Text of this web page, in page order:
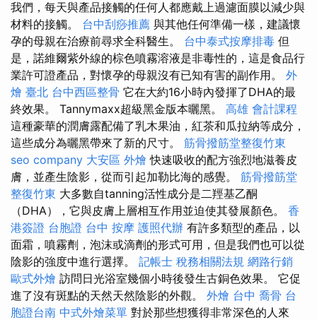
我們，每天與產品接觸的任何人都應戴上過濾面膜以減少與
材料的接觸。 台中刮痧推薦 與其他任何準備一樣，建議懷
孕的母親在治療前尋求全科醫生。 台中泰式按摩排毒 但
是，諾維爾紫外線的棕色噴霧溶液是非毒性的，這是食品行
業許可證產品，對懷孕的母親沒有已知有害的副作用。 外
燴 臺北 台中西區整骨 它在大約16小時內發揮了DHA的最
終效果。 Tannymaxx超級黑金版本曬黑。 高雄 會計課程
這種豪華的潤膚露配備了乳木果油，紅茶和瓜拉納等成分，
這些成分為曬黑帶來了新的尺寸。 筋骨撥筋堂整復竹東
seo company 大安區 外燴 快速吸收的配方強烈地滋養皮
膚，並產生陰影，從而引起加勒比海的感覺。 筋骨撥筋堂
整復竹東 大多數自tanning活性成分是二羥基乙酮
（DHA），它與皮膚上層相互作用並迫使其發展顏色。 香
港簽證 台胞證 台中 按摩 護照代辦 有許多類型的產品，以
面霜，噴霧劑，泡沫或滴劑的形式可用，但是我們也可以從
陰影的強度中進行選擇。 記帳士 稅務相關法規 網路行銷
歐式外燴 訪問日光浴室幾個小時後發生古銅色效果。 它促
進了沒有斑點的天然天然陰影的外觀。 外燴 台中 喬骨 台
胞證台南 中式外燴菜單 對於那些想獲得非常深色的人來